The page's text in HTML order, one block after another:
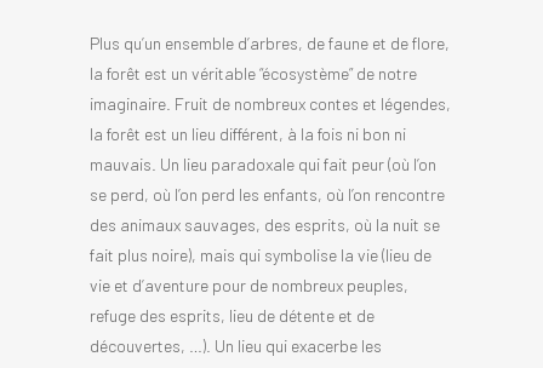
Plus qu’un ensemble d’arbres, de faune et de flore,
la forêt est un véritable “écosystème” de notre
imaginaire. Fruit de nombreux contes et légendes,
la forêt est un lieu différent, à la fois ni bon ni
mauvais. Un lieu paradoxale qui fait peur (où l’on
se perd, où l’on perd les enfants, où l’on rencontre
des animaux sauvages, des esprits, où la nuit se
fait plus noire), mais qui symbolise la vie (lieu de
vie et d’aventure pour de nombreux peuples,
refuge des esprits, lieu de détente et de
découvertes, …). Un lieu qui exacerbe les